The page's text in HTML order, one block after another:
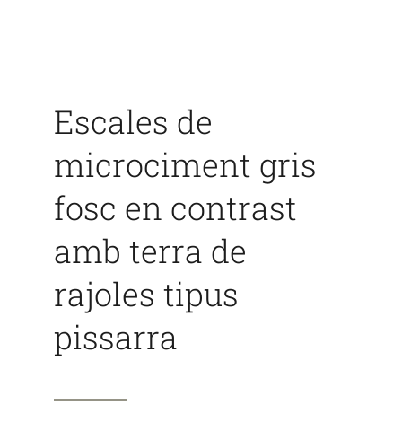
Escales de
microciment gris
fosc en contrast
amb terra de
rajoles tipus
pissarra